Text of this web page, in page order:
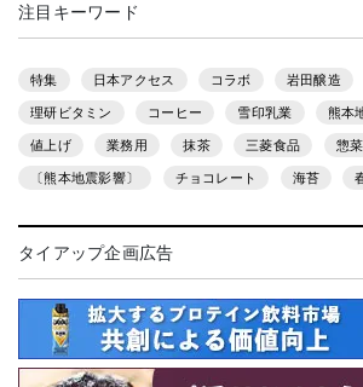
注目キーワード
特集 日本アクセス コラボ 岩田醸造
理研ビタミン コーヒー 雪印乳業 熊本
値上げ 業務用 抹茶 三菱食品 惣菜
〔熊本地震影響〕 チョコレート 海苔
タイアップ企画広告